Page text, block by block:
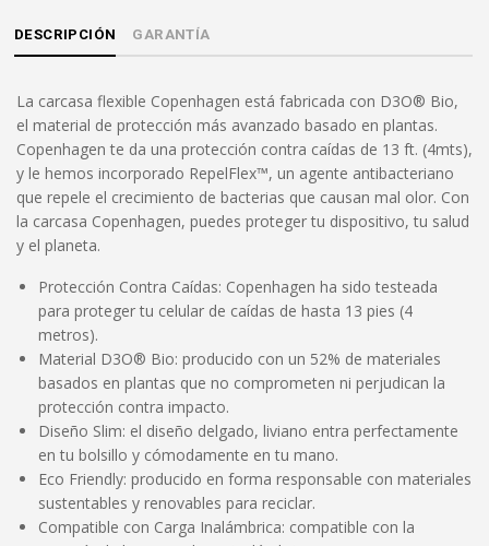
DESCRIPCIÓN GARANTÍA
La carcasa flexible Copenhagen está fabricada con D3O® Bio,
el material de protección más avanzado basado en plantas.
Copenhagen te da una protección contra caídas de 13 ft. (4mts),
y le hemos incorporado RepelFlex™, un agente antibacteriano
que repele el crecimiento de bacterias que causan mal olor. Con
la carcasa Copenhagen, puedes proteger tu dispositivo, tu salud
y el planeta.
Protección Contra Caídas: Copenhagen ha sido testeada
para proteger tu celular de caídas de hasta 13 pies (4
metros).
Material D3O® Bio: producido con un 52% de materiales
basados en plantas que no comprometen ni perjudican la
protección contra impacto.
Diseño Slim: el diseño delgado, liviano entra perfectamente
en tu bolsillo y cómodamente en tu mano.
Eco Friendly: producido en forma responsable con materiales
sustentables y renovables para reciclar.
Compatible con Carga Inalámbrica: compatible con la